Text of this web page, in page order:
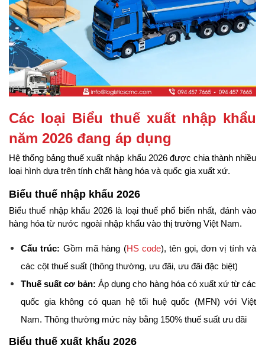
Các loại Biểu thuế xuất nhập khẩu
năm 2026 đang áp dụng
Hệ thống bảng thuế xuất nhập khẩu 2026 được chia thành nhiều
loại hình dựa trên tính chất hàng hóa và quốc gia xuất xứ.
Biểu thuế nhập khẩu 2026
Biểu thuế nhập khẩu 2026 là loại thuế phổ biến nhất, đánh vào
hàng hóa từ nước ngoài nhập khẩu vào thị trường Việt Nam.
Cấu trúc: Gồm mã hàng (HS code), tên gọi, đơn vị tính và
các cột thuế suất (thông thường, ưu đãi, ưu đãi đặc biệt)
Thuế suất cơ bản: Áp dụng cho hàng hóa có xuất xứ từ các
quốc gia không có quan hệ tối huệ quốc (MFN) với Việt
Nam. Thông thường mức này bằng 150% thuế suất ưu đãi
Biểu thuế xuất khẩu 2026